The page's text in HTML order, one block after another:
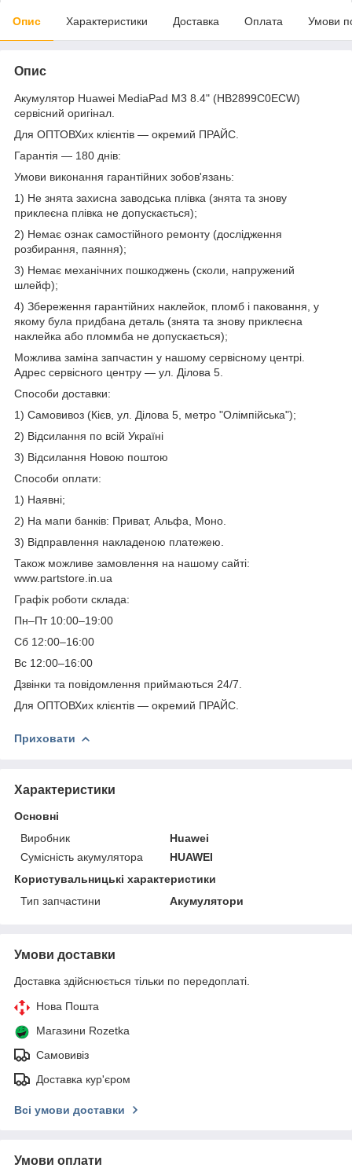
Опис Характеристики Доставка Оплата Умови
Опис
Акумулятор Huawei MediaPad M3 8.4" (HB2899C0ECW)
сервісний оригінал.
Для ОПТОВХих клієнтів — окремий ПРАЙС.
Гарантія — 180 днів:
Умови виконання гарантійних зобов'язань:
1) Не знята захисна заводська плівка (знята та знову
приклеєна плівка не допускається);
2) Немає ознак самостійного ремонту (дослідження
розбирання, паяння);
3) Немає механічних пошкоджень (сколи, напружений
шлейф);
4) Збереження гарантійних наклейок, пломб і паковання, у
якому була придбана деталь (знята та знову приклеєна
наклейка або пломмба не допускається);
Можлива заміна запчастин у нашому сервісному центрі.
Адрес сервісного центру — ул. Ділова 5.
Способи доставки:
1) Самовивоз (Кієв, ул. Ділова 5, метро "Олімпійська");
2) Відсилання по всій Україні
3) Відсилання Новою поштою
Способи оплати:
1) Наявні;
2) На мапи банків: Приват, Альфа, Моно.
3) Відправлення накладеною платежею.
Також можливе замовлення на нашому сайті:
www.partstore.in.ua
Графік роботи склада:
Пн–Пт 10:00–19:00
Сб 12:00–16:00
Вс 12:00–16:00
Дзвінки та повідомлення приймаються 24/7.
Для ОПТОВХих клієнтів — окремий ПРАЙС.
Приховати
Характеристики
Основні
Виробник
Huawei
Сумісність акумулятора
HUAWEI
Користувальницькі характеристики
Тип запчастини
Акумулятори
Умови доставки
Доставка здійснюється тільки по передоплаті.
Нова Пошта
Магазини Rozetka
Самовивіз
Доставка кур'єром
Всі умови доставки
Умови оплати